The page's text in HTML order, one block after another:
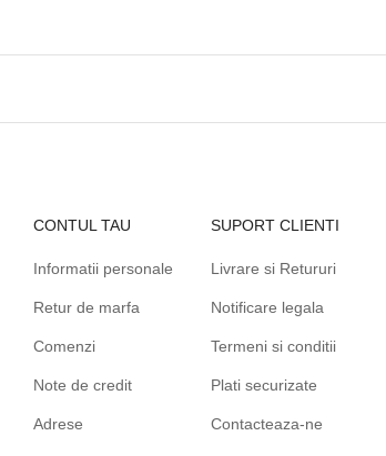
CONTUL TAU
Informatii personale
Retur de marfa
Comenzi
Note de credit
Adrese
SUPORT CLIENTI
Livrare si Retururi
Notificare legala
Termeni si conditii
Plati securizate
Contacteaza-ne